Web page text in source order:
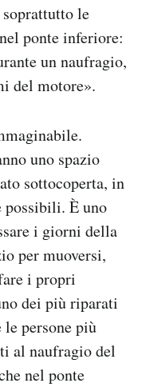
soprattutto le
ponte inferiore:
un naufragio,
del motore».
uno spazio
sottocoperta, in
possibili. È uno
i giorni della
per muoversi,
i propri
dei più riparati
le persone più
al naufragio del
nel ponte